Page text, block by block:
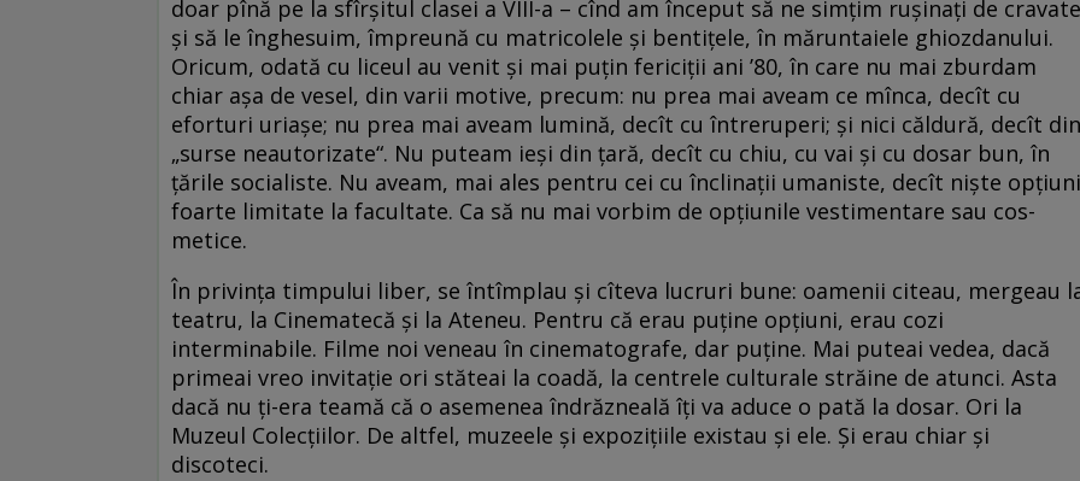
doar pînă pe la sfîrșitul clasei a VIII-a – cînd am început să ne simțim rușinați de cravate
și să le înghesuim, împreună cu matricolele și bentițele, în măruntaiele ghiozdanului.
Oricum, odată cu liceul au venit și mai puțin fericiții ani ’80, în care nu mai zburdam
chiar așa de vesel, din varii motive, precum: nu prea mai aveam ce mînca, decît cu
eforturi uriașe; nu prea mai aveam lumină, decît cu întreruperi; și nici căldură, decît din
„surse neautorizate“. Nu puteam ieși din țară, decît cu chiu, cu vai și cu dosar bun, în
țările socialiste. Nu aveam, mai ales pentru cei cu înclinații umaniste, decît niște opțiuni
foarte limitate la facultate. Ca să nu mai vorbim de opțiunile vestimentare sau cos-
metice.
În privința timpului liber, se întîmplau și cîteva lucruri bune: oamenii citeau, mergeau
teatru, la Cinematecă și la Ateneu. Pentru că erau puține opțiuni, erau cozi
interminabile. Filme noi veneau în cinematografe, dar puține. Mai puteai vedea, dacă
primeai vreo invitație ori stăteai la coadă, la centrele culturale străine de atunci. Asta
dacă nu ți-era teamă că o asemenea îndrăzneală îți va aduce o pată la dosar. Ori la
Muzeul Colecțiilor. De altfel, muzeele și expozițiile existau și ele. Și erau chiar și
discoteci.